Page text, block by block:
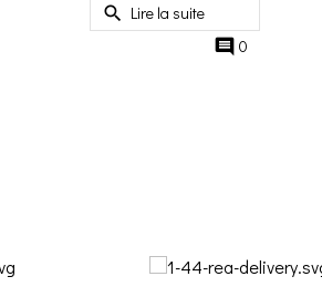
search Lire la suite
comment 0